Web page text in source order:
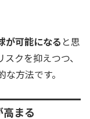
が可能になる と思
クを抑えつつ、
方法です。
まる